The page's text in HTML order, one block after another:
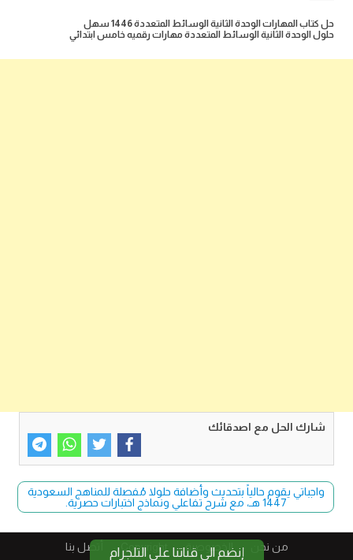
إنضم الى قناتنا على التلجرام
حل كتاب المهارات الوحدة الثانية الوسائط المتعددة 1446 سهل
حلول الوحدة الثانية الوسائط المتعددة مهارات رقميه خامس ابتدائي
شارك الحل مع اصدقائك
واجباتي يقوم حالياً بتحديث وأضافة حلولا مُفصلة للمناهج السعودية
1447 هـ، مع شرح تفاعلي ونماذج اختبارات حصرية.
من نحن الخصوصية Copyright​ أتصل بنا